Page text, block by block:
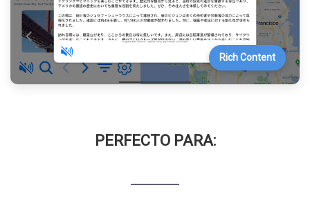
Rich Content
PERFECTO PARA: